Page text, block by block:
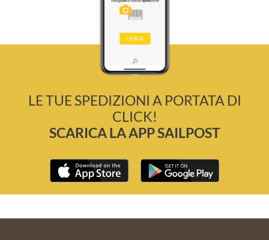
LE TUE SPEDIZIONI A PORTATA DI
CLICK!
SCARICA LA APP SAILPOST